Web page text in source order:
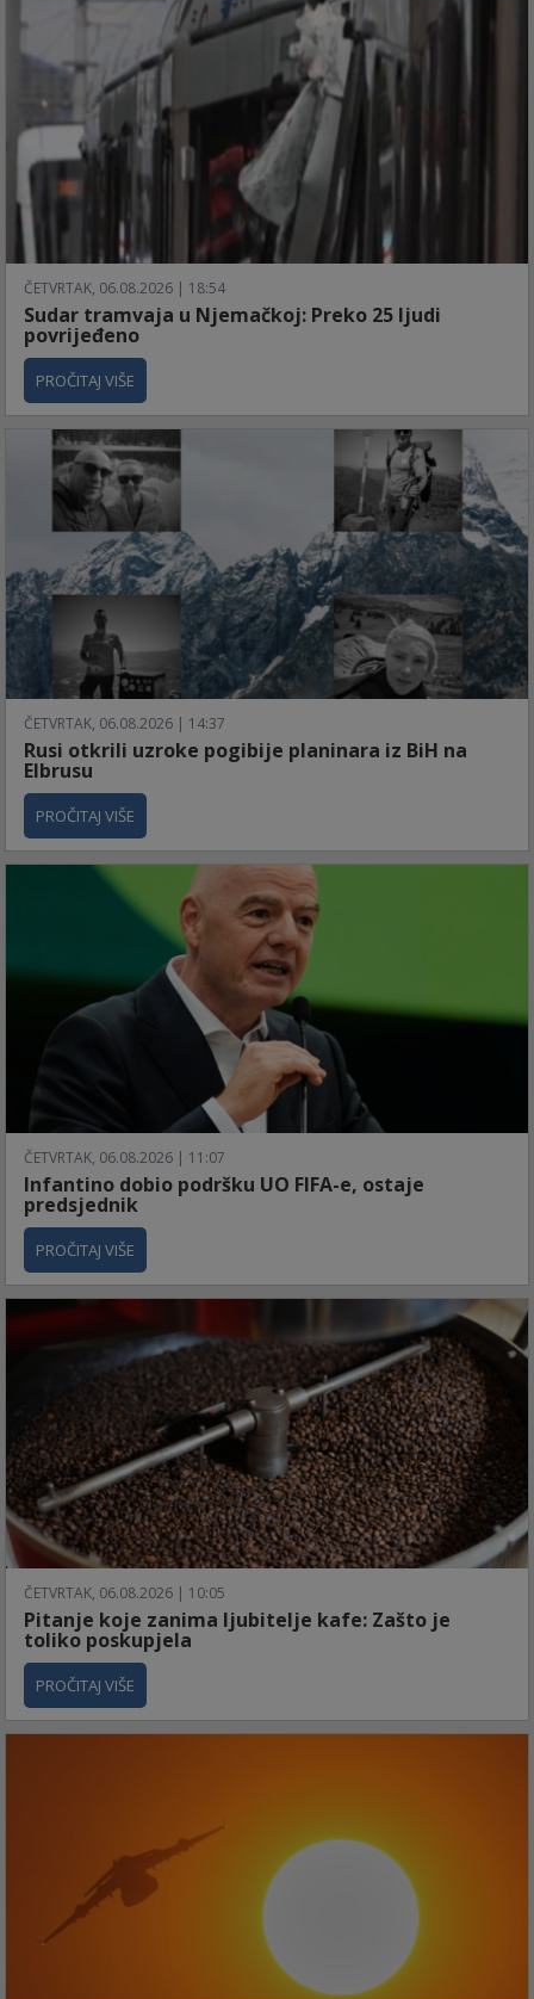
ČETVRTAK, 06.08.2026 | 18:54
Sudar tramvaja u Njemačkoj: Preko 25 ljudi
povrijeđeno
PROČITAJ VIŠE
ČETVRTAK, 06.08.2026 | 14:37
Rusi otkrili uzroke pogibije planinara iz BiH na
Elbrusu
PROČITAJ VIŠE
ČETVRTAK, 06.08.2026 | 11:07
Infantino dobio podršku UO FIFA-e, ostaje
predsjednik
PROČITAJ VIŠE
ČETVRTAK, 06.08.2026 | 10:05
Pitanje koje zanima ljubitelje kafe: Zašto je
toliko poskupjela
PROČITAJ VIŠE